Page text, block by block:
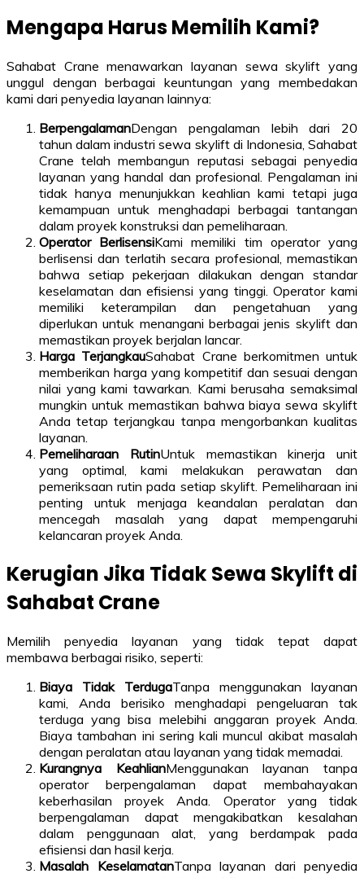
Mengapa Harus Memilih Kami?
Sahabat Crane menawarkan layanan sewa skylift yang
unggul dengan berbagai keuntungan yang membedakan
kami dari penyedia layanan lainnya:
BerpengalamanDengan pengalaman lebih dari 20
tahun dalam industri sewa skylift di Indonesia, Sahabat
Crane telah membangun reputasi sebagai penyedia
layanan yang handal dan profesional. Pengalaman ini
tidak hanya menunjukkan keahlian kami tetapi juga
kemampuan untuk menghadapi berbagai tantangan
dalam proyek konstruksi dan pemeliharaan.
Operator BerlisensiKami memiliki tim operator yang
berlisensi dan terlatih secara profesional, memastikan
bahwa setiap pekerjaan dilakukan dengan standar
keselamatan dan efisiensi yang tinggi. Operator kami
memiliki keterampilan dan pengetahuan yang
diperlukan untuk menangani berbagai jenis skylift dan
memastikan proyek berjalan lancar.
Harga TerjangkauSahabat Crane berkomitmen untuk
memberikan harga yang kompetitif dan sesuai dengan
nilai yang kami tawarkan. Kami berusaha semaksimal
mungkin untuk memastikan bahwa biaya sewa skylift
Anda tetap terjangkau tanpa mengorbankan kualitas
layanan.
Pemeliharaan RutinUntuk memastikan kinerja unit
yang optimal, kami melakukan perawatan dan
pemeriksaan rutin pada setiap skylift. Pemeliharaan ini
penting untuk menjaga keandalan peralatan dan
mencegah masalah yang dapat mempengaruhi
kelancaran proyek Anda.
Kerugian Jika Tidak Sewa Skylift di
Sahabat Crane
Memilih penyedia layanan yang tidak tepat dapat
membawa berbagai risiko, seperti:
Biaya Tidak TerdugaTanpa menggunakan layanan
kami, Anda berisiko menghadapi pengeluaran tak
terduga yang bisa melebihi anggaran proyek Anda.
Biaya tambahan ini sering kali muncul akibat masalah
dengan peralatan atau layanan yang tidak memadai.
Kurangnya KeahlianMenggunakan layanan tanpa
operator berpengalaman dapat membahayakan
keberhasilan proyek Anda. Operator yang tidak
berpengalaman dapat mengakibatkan kesalahan
dalam penggunaan alat, yang berdampak pada
efisiensi dan hasil kerja.
Masalah KeselamatanTanpa layanan dari penyedia